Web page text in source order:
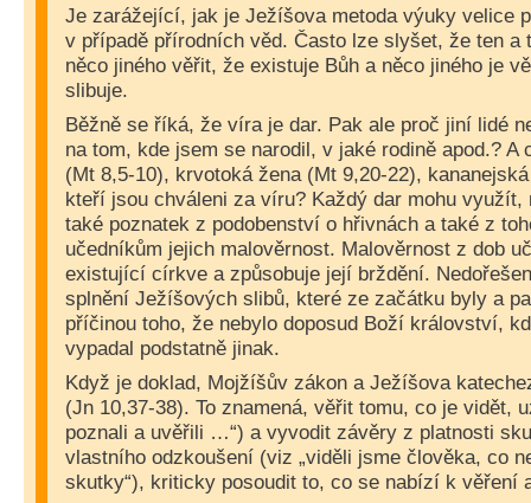
Je zarážející, jak je Ježíšova metoda výuky velice
v případě přírodních věd. Často lze slyšet, že ten a
něco jiného věřit, že existuje Bůh a něco jiného je
slibuje.
Běžně se říká, že víra je dar. Pak ale proč jiní lidé
na tom, kde jsem se narodil, v jaké rodině apod.? A
(Mt 8,5-10), krvotoká žena (Mt 9,20-22),
kteří jsou chváleni za víru? Každý dar mohu využít,
také poznatek z podobenství o hřivnách a také z
učedníkům jejich malověrnost. Malověrnost z dob
existující církve a způsobuje její brždění.
splnění Ježíšových slibů, které ze začátku byly a
příčinou toho, že nebylo doposud Boží království,
vypadal podstatně jinak.
Když je doklad, Mojžíšův zákon a Ježíšova
(Jn 10,37-38). To znamená, věřit tomu, co je vidět,
poznali a uvěřili …“) a vyvodit závěry z platnosti
vlastního odzkoušení (viz „viděli jsme člověka, co
skutky“), kriticky posoudit to, co se nabízí k věření